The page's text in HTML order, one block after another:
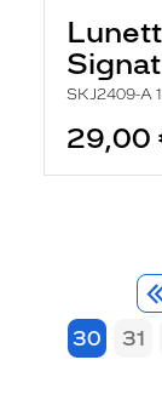
SKJ2409-A
29,00
30
31